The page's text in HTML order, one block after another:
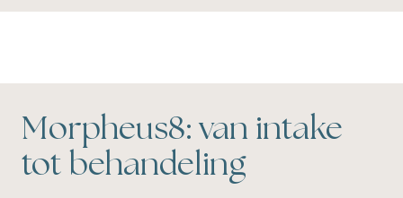
Morpheus8: van intake
tot behandeling